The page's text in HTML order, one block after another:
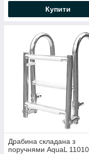
Купити
Драбина складана з
поручнями AquaL